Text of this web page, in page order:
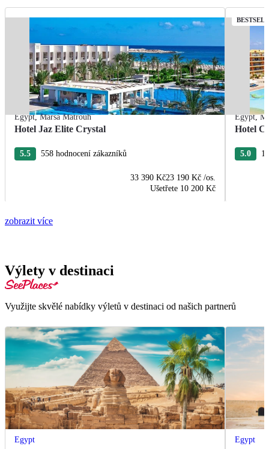
Egypt,Marsa Matrouh
Hotel Jaz Elite Crystal
5.5 558 hodnocení zákazníků
33 390 Kč23 190 Kč /os.
Ušetřete 10 200 Kč
Egypt,
Hotel
5.0
zobrazit více
Výlety v destinaci
Využijte skvělé nabídky výletů v destinaci od našich partnerů
Egypt Egypt